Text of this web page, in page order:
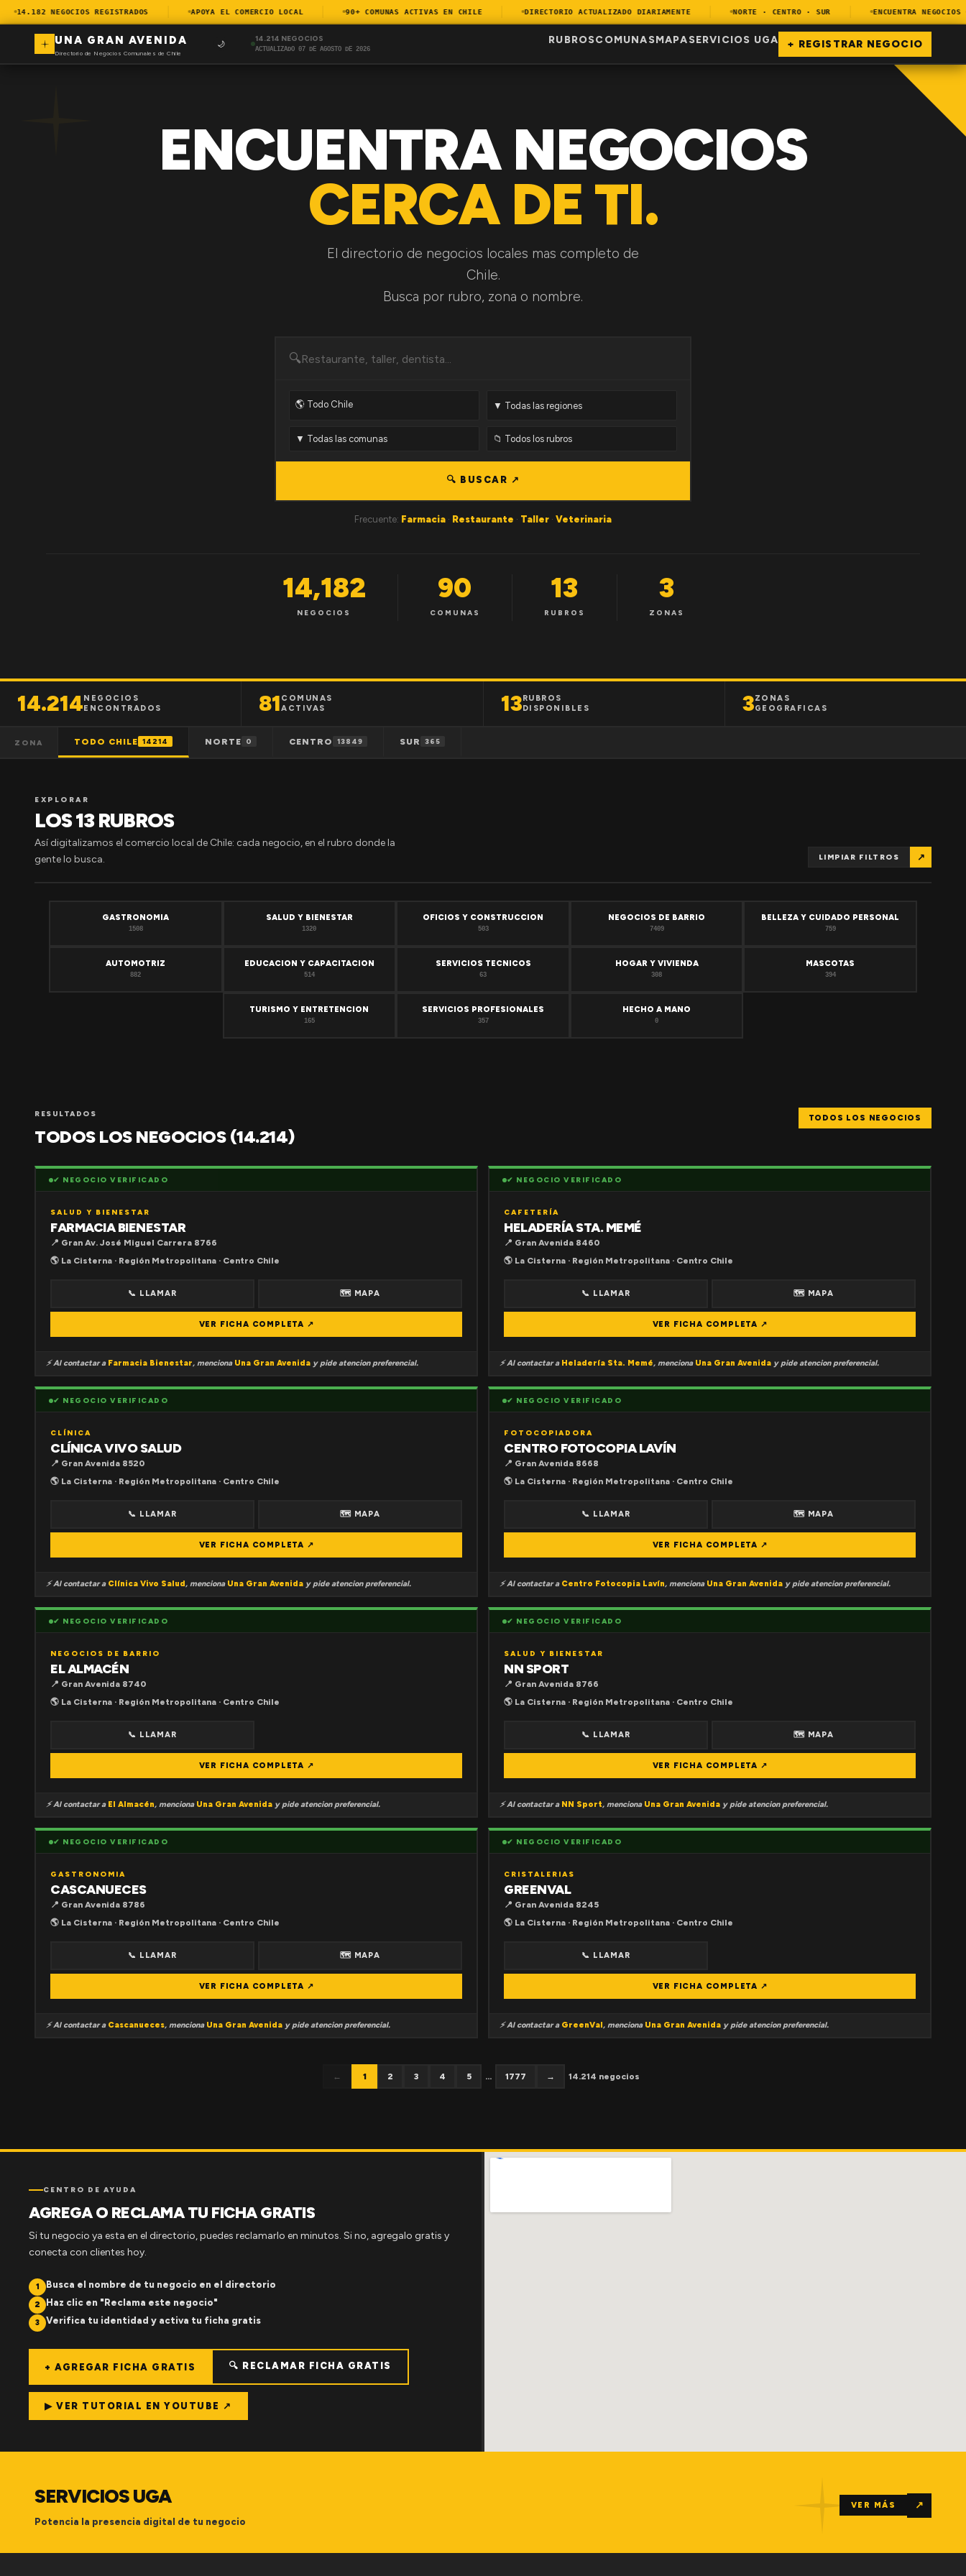
14.182 NEGOCIOS REGISTRADOS APOYA EL COMERCIO LOCAL 90+ COMUNAS ACTIVAS EN CHILE DIRECTORIO ACTUALIZADO DIARIAMENTE NORTE · CENTRO · SUR ENCUENTRA NEGOCIOS
UNA GRAN AVENIDA
Directorio de Negocios Comunales de Chile
🌙
14.214 NEGOCIOS
ACTUALIZADO 07 DE AGOSTO DE 2026
RUBROSCOMUNASMAPASERVICIOS UGA + REGISTRAR NEGOCIO
ENCUENTRA NEGOCIOS
CERCA DE TI.
El directorio de negocios locales mas completo de
Chile.
Busca por rubro, zona o nombre.
🔍
🔍 BUSCAR ↗
Frecuente: Farmacia · Restaurante · Taller · Veterinaria
14,182
NEGOCIOS
90
COMUNAS
13
RUBROS
3
ZONAS
14.214NEGOCIOS
ENCONTRADOS
81COMUNAS
ACTIVAS
13RUBROS
DISPONIBLES
3ZONAS
GEOGRAFICAS
ZONA TODO CHILE 14214 NORTE 0 CENTRO 13849 SUR 365
EXPLORAR
LOS 13 RUBROS
Así digitalizamos el comercio local de Chile: cada negocio, en el rubro donde la
gente lo busca.
LIMPIAR FILTROS ↗
GASTRONOMIA
1508
SALUD Y BIENESTAR
1320
OFICIOS Y CONSTRUCCION
503
NEGOCIOS DE BARRIO
7409
BELLEZA Y CUIDADO PERSONAL
759
AUTOMOTRIZ
882
EDUCACION Y CAPACITACION
514
SERVICIOS TECNICOS
63
HOGAR Y VIVIENDA
308
MASCOTAS
394
TURISMO Y ENTRETENCION
165
SERVICIOS PROFESIONALES
357
HECHO A MANO
0
RESULTADOS
TODOS LOS NEGOCIOS (14.214)
TODOS LOS NEGOCIOS
✔ NEGOCIO VERIFICADO
SALUD Y BIENESTAR
FARMACIA BIENESTAR
📍 Gran Av. José Miguel Carrera 8766
🌎 La Cisterna · Región Metropolitana · Centro Chile
📞 LLAMAR 🗺 MAPA
VER FICHA COMPLETA ↗
⚡ Al contactar a Farmacia Bienestar, menciona Una Gran Avenida y pide atencion preferencial.
✔ NEGOCIO VERIFICADO
CAFETERÍA
HELADERÍA STA. MEMÉ
📍 Gran Avenida 8460
🌎 La Cisterna · Región Metropolitana · Centro Chile
📞 LLAMAR 🗺 MAPA
VER FICHA COMPLETA ↗
⚡ Al contactar a Heladería Sta. Memé, menciona Una Gran Avenida y pide atencion preferencial.
✔ NEGOCIO VERIFICADO
CLÍNICA
CLÍNICA VIVO SALUD
📍 Gran Avenida 8520
🌎 La Cisterna · Región Metropolitana · Centro Chile
📞 LLAMAR 🗺 MAPA
VER FICHA COMPLETA ↗
⚡ Al contactar a Clínica Vivo Salud, menciona Una Gran Avenida y pide atencion preferencial.
✔ NEGOCIO VERIFICADO
FOTOCOPIADORA
CENTRO FOTOCOPIA LAVÍN
📍 Gran Avenida 8668
🌎 La Cisterna · Región Metropolitana · Centro Chile
📞 LLAMAR 🗺 MAPA
VER FICHA COMPLETA ↗
⚡ Al contactar a Centro Fotocopia Lavín, menciona Una Gran Avenida y pide atencion preferencial.
✔ NEGOCIO VERIFICADO
NEGOCIOS DE BARRIO
EL ALMACÉN
📍 Gran Avenida 8740
🌎 La Cisterna · Región Metropolitana · Centro Chile
📞 LLAMAR
VER FICHA COMPLETA ↗
⚡ Al contactar a El Almacén, menciona Una Gran Avenida y pide atencion preferencial.
✔ NEGOCIO VERIFICADO
SALUD Y BIENESTAR
NN SPORT
📍 Gran Avenida 8766
🌎 La Cisterna · Región Metropolitana · Centro Chile
📞 LLAMAR 🗺 MAPA
VER FICHA COMPLETA ↗
⚡ Al contactar a NN Sport, menciona Una Gran Avenida y pide atencion preferencial.
✔ NEGOCIO VERIFICADO
GASTRONOMIA
CASCANUECES
📍 Gran Avenida 8786
🌎 La Cisterna · Región Metropolitana · Centro Chile
📞 LLAMAR 🗺 MAPA
VER FICHA COMPLETA ↗
⚡ Al contactar a Cascanueces, menciona Una Gran Avenida y pide atencion preferencial.
✔ NEGOCIO VERIFICADO
CRISTALERIAS
GREENVAL
📍 Gran Avenida 8245
🌎 La Cisterna · Región Metropolitana · Centro Chile
📞 LLAMAR
VER FICHA COMPLETA ↗
⚡ Al contactar a GreenVal, menciona Una Gran Avenida y pide atencion preferencial.
← 1 2 3 4 5 ... 1777 → 14.214 negocios
CENTRO DE AYUDA
AGREGA O RECLAMA TU FICHA GRATIS
Si tu negocio ya esta en el directorio, puedes reclamarlo en minutos. Si no, agregalo gratis y
conecta con clientes hoy.
1 Busca el nombre de tu negocio en el directorio
2 Haz clic en "Reclama este negocio"
3 Verifica tu identidad y activa tu ficha gratis
+ AGREGAR FICHA GRATIS 🔍 RECLAMAR FICHA GRATIS
▶ VER TUTORIAL EN YOUTUBE ↗
SERVICIOS UGA
Potencia la presencia digital de tu negocio
VER MÁS ↗